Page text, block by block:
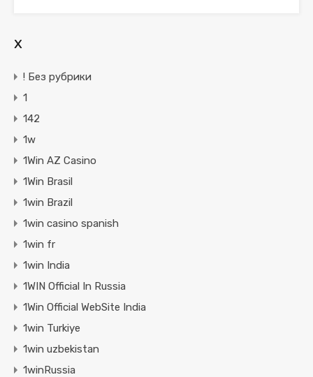
x
! Без рубрики
1
142
1w
1Win AZ Casino
1Win Brasil
1win Brazil
1win casino spanish
1win fr
1win India
1WIN Official In Russia
1Win Official WebSite India
1win Turkiye
1win uzbekistan
1winRussia